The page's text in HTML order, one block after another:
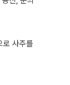
로 사주를